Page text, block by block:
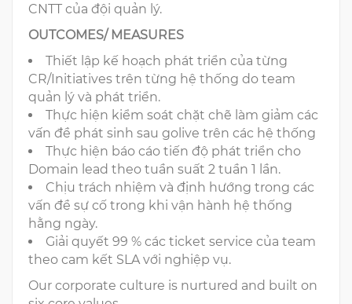
CNTT của đội quản lý.
OUTCOMES/ MEASURES
Thiết lập kế hoạch phát triển của từng
CR/Initiatives trên từng hệ thống do team
quản lý và phát triển.
Thực hiện kiểm soát chặt chẽ làm giảm các
vấn đề phát sinh sau golive trên các hệ thống
Thực hiện báo cáo tiến độ phát triển cho
Domain lead theo tuần suất 2 tuần 1 lần.
Chịu trách nhiệm và định hướng trong các
vấn đề sự cố trong khi vận hành hệ thống
hằng ngày.
Giải quyết 99 % các ticket service của team
theo cam kết SLA với nghiệp vụ.
Our corporate culture is nurtured and built on